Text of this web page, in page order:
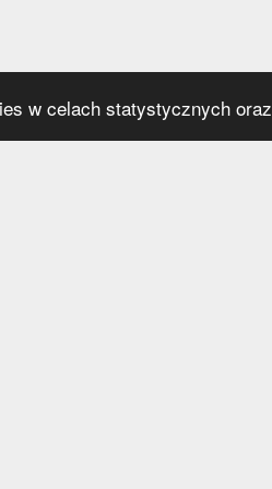
w celach statystycznych